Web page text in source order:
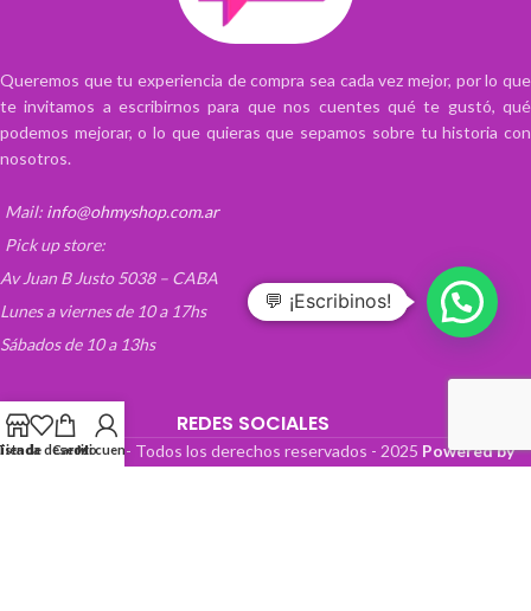
Queremos que tu experiencia de compra sea cada vez mejor, por lo que
te invitamos a escribirnos para que nos cuentes qué te gustó, qué
podemos mejorar, o lo que quieras que sepamos sobre tu historia con
nosotros.
Mail: info@ohmyshop.com.ar
Pick up store:
Av Juan B Justo 5038 – CABA
Lunes a viernes de 10 a 17hs
Sábados de 10 a 13hs
REDES SOCIALES
OhMyTienda! - Todos los derechos reservados - 2025 Powered by
de deseos
CarritoMi cuenta
💬 ¡Escribinos!